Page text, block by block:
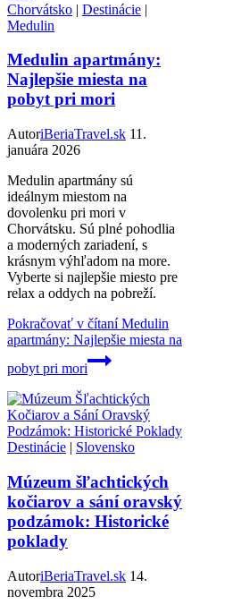
Chorvátsko | Destinácie |
Medulin
Medulin apartmány:
Najlepšie miesta na
pobyt pri mori
AutoriBeriaTravel.sk 11.
januára 2026
Medulin apartmány sú
ideálnym miestom na
dovolenku pri mori v
Chorvátsku. Sú plné pohodlia
a moderných zariadení, s
krásnym výhľadom na more.
Vyberte si najlepšie miesto pre
relax a oddych na pobreží.
Pokračovať v čítaníMedulin
apartmány: Najlepšie miesta na
pobyt pri mori
Destinácie | Slovensko
Múzeum šľachtických
kočiarov a sání oravský
podzámok: Historické
poklady
AutoriBeriaTravel.sk 14.
novembra 2025